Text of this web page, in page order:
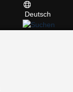
Deutsch